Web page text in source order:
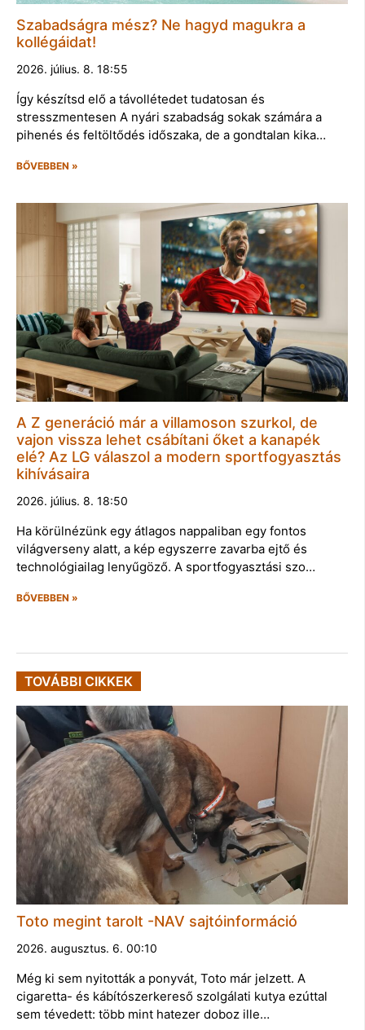
Szabadságra mész? Ne hagyd magukra a
kollégáidat!
2026. július. 8. 18:55
Így készítsd elő a távollétedet tudatosan és
stresszmentesen A nyári szabadság sokak számára a
pihenés és feltöltődés időszaka, de a gondtalan kika…
BŐVEBBEN »
A Z generáció már a villamoson szurkol, de
vajon vissza lehet csábítani őket a kanapék
elé? Az LG válaszol a modern sportfogyasztás
kihívásaira
2026. július. 8. 18:50
Ha körülnézünk egy átlagos nappaliban egy fontos
világverseny alatt, a kép egyszerre zavarba ejtő és
technológiailag lenyűgöző. A sportfogyasztási szo…
BŐVEBBEN »
TOVÁBBI CIKKEK
Toto megint tarolt -NAV sajtóinformáció
2026. augusztus. 6. 00:10
Még ki sem nyitották a ponyvát, Toto már jelzett. A
cigaretta- és kábítószerkereső szolgálati kutya ezúttal
sem tévedett: több mint hatezer doboz ille…